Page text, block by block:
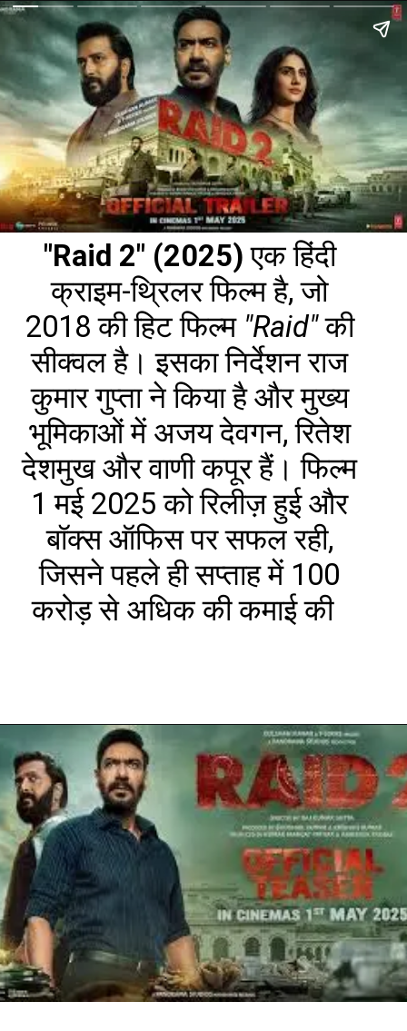
"Raid 2" (2025) एक हिंदी
क्राइम-थ्रिलर फिल्म है, जो
2018 की हिट फिल्म "Raid"की
सीक्वल है। इसका निर्देशन राज
कुमार गुप्ता ने किया है और मुख्य
भूमिकाओं में अजय देवगन, रितेश
देशमुख और वाणी कपूर हैं। फिल्म
1 मई 2025 को रिलीज़ हुई और
बॉक्स ऑफिस पर सफल रही,
जिसने पहले ही सप्ताह में ₹100
करोड़ से अधिक की कमाई की